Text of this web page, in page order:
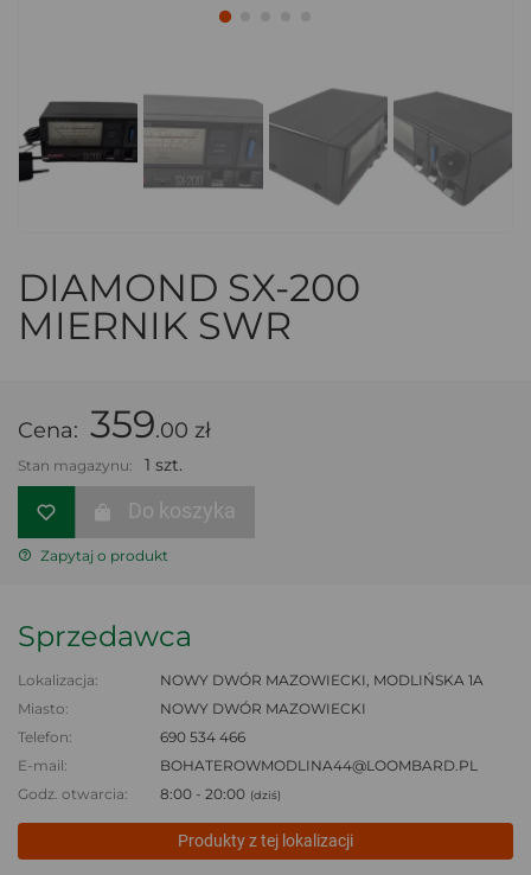
DIAMOND SX-200
MIERNIK SWR
Cena: 359.00 zł
Stan magazynu: 1 szt.
Do koszyka
Zapytaj o produkt
Sprzedawca
Lokalizacja:
NOWY DWÓR MAZOWIECKI, MODLIŃSKA 1A
Miasto:
NOWY DWÓR MAZOWIECKI
Telefon:
690 534 466
E-mail:
BOHATEROWMODLINA44@LOOMBARD.PL
Godz. otwarcia:
8:00 - 20:00 (dziś)
Produkty z tej lokalizacji